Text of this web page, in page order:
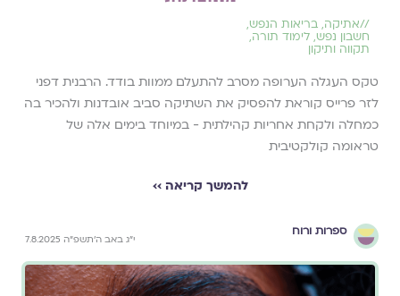
//אתיקה, בריאות הנפש,
חשבון נפש, לימוד תורה,
תקווה ותיקון
טקס העגלה הערופה מסרב להתעלם ממוות בודד. הרבנית דפני
לזר פרייס קוראת להפסיק את השתיקה סביב אובדנות ולהכיר בה
כמחלה ולקחת אחריות קהילתית - במיוחד בימים אלה של
טראומה קולקטיבית
להמשך קריאה ››
ספרות ורוח
י״ג באב ה׳תשפ״ה 7.8.2025